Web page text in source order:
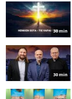
30 min
30 min